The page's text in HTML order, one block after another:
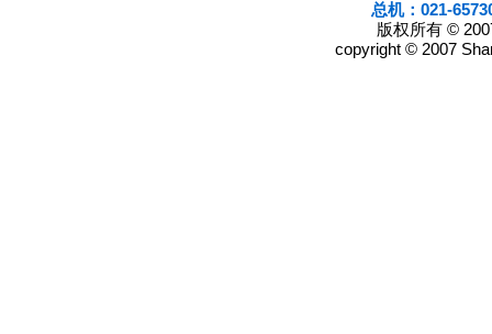
总机：021-
版权所有 ©
copyright © 2007